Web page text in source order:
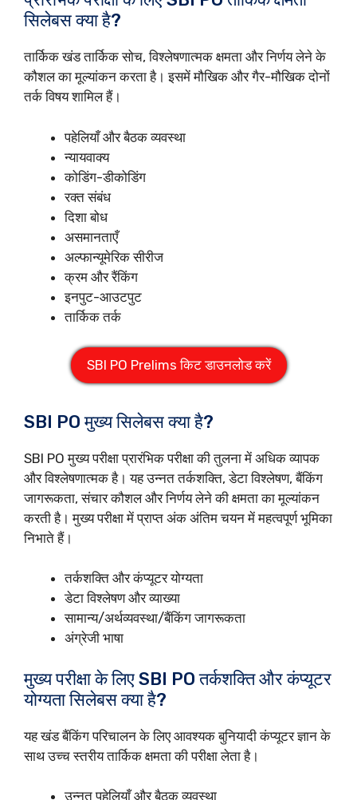
सिलेबस क्या है?
तार्किक खंड तार्किक सोच, विश्लेषणात्मक क्षमता और निर्णय लेने के
कौशल का मूल्यांकन करता है। इसमें मौखिक और गैर-मौखिक दोनों
तर्क विषय शामिल हैं।
पहेलियाँ और बैठक व्यवस्था
न्यायवाक्य
कोडिंग-डीकोडिंग
रक्त संबंध
दिशा बोध
असमानताएँ
अल्फान्यूमेरिक सीरीज
क्रम और रैंकिंग
इनपुट-आउटपुट
तार्किक तर्क
SBI PO Prelims किट डाउनलोड करें
SBI PO मुख्य सिलेबस क्या है?
SBI PO मुख्य परीक्षा प्रारंभिक परीक्षा की तुलना में अधिक व्यापक
और विश्लेषणात्मक है। यह उन्नत तर्कशक्ति, डेटा विश्लेषण, बैंकिंग
जागरूकता, संचार कौशल और निर्णय लेने की क्षमता का मूल्यांकन
करती है। मुख्य परीक्षा में प्राप्त अंक अंतिम चयन में महत्वपूर्ण भूमिका
निभाते हैं।
तर्कशक्ति और कंप्यूटर योग्यता
डेटा विश्लेषण और व्याख्या
सामान्य/अर्थव्यवस्था/बैंकिंग जागरूकता
अंग्रेजी भाषा
मुख्य परीक्षा के लिए SBI PO तर्कशक्ति और कंप्यूटर
योग्यता सिलेबस क्या है?
यह खंड बैंकिंग परिचालन के लिए आवश्यक बुनियादी कंप्यूटर ज्ञान के
साथ उच्च स्तरीय तार्किक क्षमता की परीक्षा लेता है।
उन्नत पहेलियाँ और बैठक व्यवस्था